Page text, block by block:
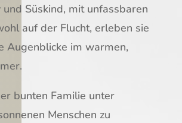
und Süskind, mit unfassbaren
auf der Flucht, erleben sie
Augenblicke im warmen,
bunten Familie unter
Menschen zu